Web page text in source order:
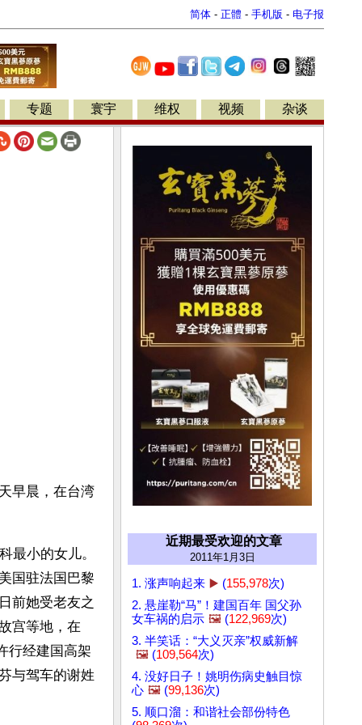
简体 - 正體 - 手机版 - 电子报
专题 寰宇 维权 视频 杂谈
早晨，在台湾
最小的女儿。
国驻法国巴黎
前她受老友之
宫等地，在
行经建国高架
与驾车的谢姓
近期最受欢迎的文章
2011年1月3日
1. 涨声响起来 ▶️ (155,978次)
2. 悬崖勒“马”！建国百年 国父孙
女车祸的启示 🖼️ (122,969次)
3. 半笑话：“大义灭亲”权威新解
🖼️ (109,564次)
4. 没好日子！姚明伤病史触目惊
心 🖼️ (99,136次)
5. 顺口溜：和谐社会部份特色